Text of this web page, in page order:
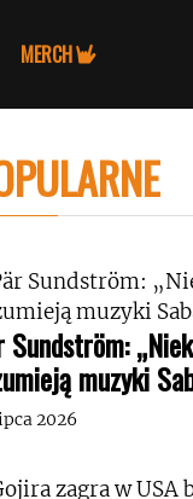
MERCH
Sundström:
muzyki
2026